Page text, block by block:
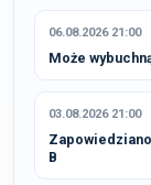
06.08.2026 21:00
Może
03.08.2026 21:00
B